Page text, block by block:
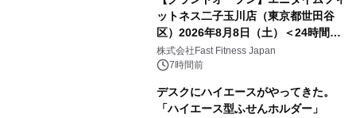
ットネス二子玉川店（東京都世田谷
区）2026年8月8日（土）＜24時間年
中無休のフィットネスジム＞
株式会社Fast Fitness Japan
7時間前
デスクにハイエースがやってきた。
「ハイエース型ふせんホルダー」